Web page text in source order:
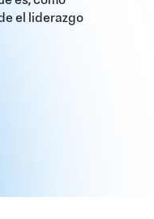
el liderazgo